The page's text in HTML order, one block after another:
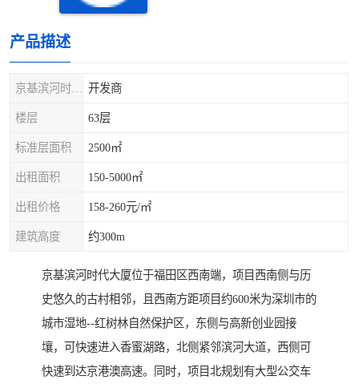
产品描述
开发商
楼层 63层
标准层面积 2500㎡
出租面积 150-5000㎡
出租价格 158-260元/㎡
建筑高度 约300m
京基滨河时代大厦位于福田区西南端，项目西南侧与历
史悠久的古村相邻，且西南方距项目约600米为深圳市的
城市湿地--红树林自然保护区，东侧与高新创业园接
壤，可快速进入香蜜湖路，北侧紧邻滨河大道，西侧可
快速到达京港澳高速。同时，项目北规划有大型公交车
龙岗区
宝安西乡
光明区
龙华观澜